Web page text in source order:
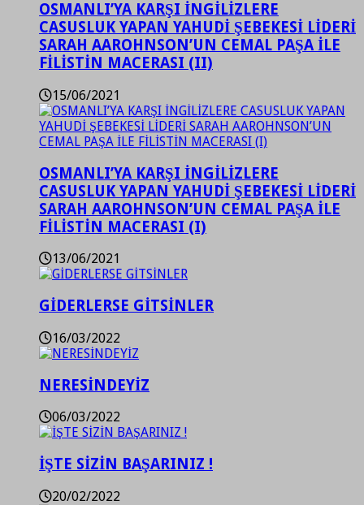
OSMANLI’YA KARŞI İNGİLİZLERE
CASUSLUK YAPAN YAHUDİ ŞEBEKESİ LİDERİ
SARAH AAROHNSON’UN CEMAL PAŞA İLE
FİLİSTİN MACERASI (II)
15/06/2021
OSMANLI’YA KARŞI İNGİLİZLERE
CASUSLUK YAPAN YAHUDİ ŞEBEKESİ LİDERİ
SARAH AAROHNSON’UN CEMAL PAŞA İLE
FİLİSTİN MACERASI (I)
13/06/2021
GİDERLERSE GİTSİNLER
16/03/2022
NERESİNDEYİZ
06/03/2022
İŞTE SİZİN BAŞARINIZ !
20/02/2022